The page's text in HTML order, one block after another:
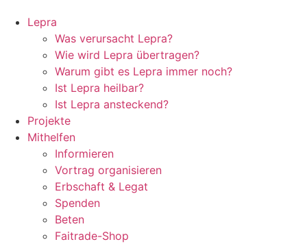
Lepra
Was verursacht Lepra?
Wie wird Lepra übertragen?
Warum gibt es Lepra immer noch?
Ist Lepra heilbar?
Ist Lepra ansteckend?
Projekte
Mithelfen
Informieren
Vortrag organisieren
Erbschaft & Legat
Spenden
Beten
Faitrade-Shop